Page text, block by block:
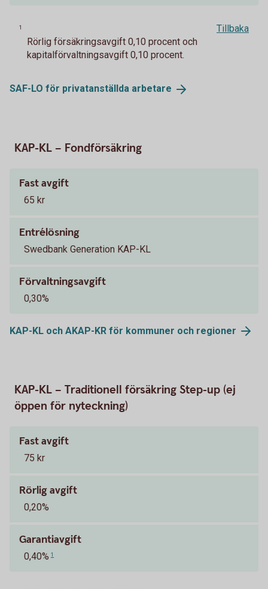
1
Rörlig försäkringsavgift 0,10 procent och
kapitalförvaltningsavgift 0,10 procent.
Tillbaka
SAF-LO för privatanställda arbetare
KAP-KL – Fondförsäkring
Fast avgift
65 kr
Entrélösning
Swedbank Generation KAP-KL
Förvaltningsavgift
0,30%
KAP-KL och AKAP-KR för kommuner och regioner
KAP-KL – Traditionell försäkring Step-up (ej
öppen för nyteckning)
Fast avgift
75 kr
Rörlig avgift
0,20%
Garantiavgift
0,40% 1